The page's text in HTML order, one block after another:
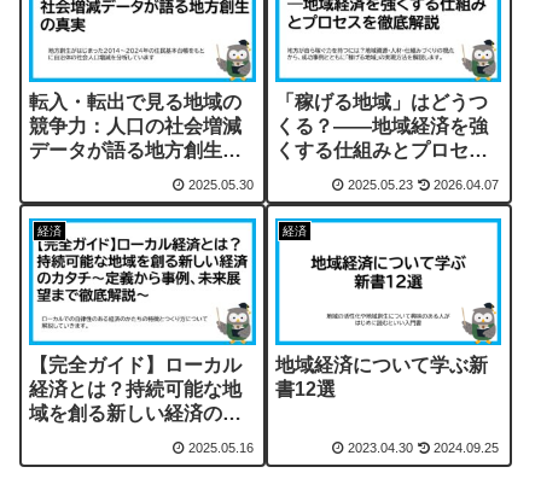
転入・転出で見る地域の
競争力：人口の社会増減
データが語る地方創生の
2025.05.30
「稼げる地域」はどうつ
くる？――地域経済を強
くする仕組みとプロセス
を徹底解説
2025.05.23 2026.04.07
経済
【完全ガイド】ローカル
経済とは？持続可能な地
域を創る新しい経済のカ
タチ～定義から事例、未
来展望まで徹底解説～
2025.05.16
経済
地域経済について学ぶ新
書12選
2023.04.30 2024.09.25